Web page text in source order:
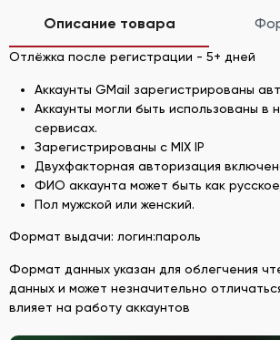
Описание товара
Отлёжка после регистрации - 5+ дней
Аккаунты GMail зарегистрированы
Аккаунты могли быть использованы в
сервисах.
Зарегистрированы с MIX IP
Двухфакторная авторизация
ФИО аккаунта может быть как
Пол мужской или женский.
Формат выдачи: логин:пароль
Формат данных указан для облегчения
данных и может незначительно
влияет на работу аккаунтов